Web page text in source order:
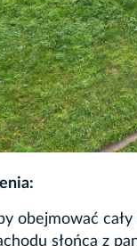
obejmować
słońca z